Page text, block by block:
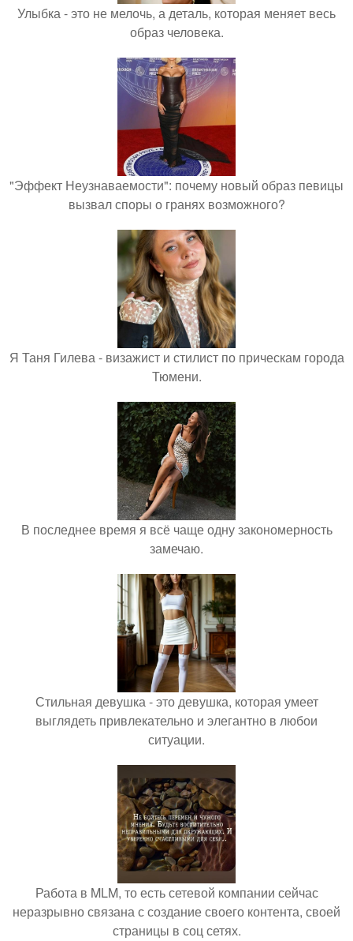
Улыбка - это не мелочь, а деталь, которая меняет весь
образ человека.
"Эффект Неузнаваемости": почему новый образ певицы
вызвал споры о гранях возможного?
Я Таня Гилева - визажист и стилист по прическам города
Тюмени.
В последнее время я всё чаще одну закономерность
замечаю.
Стильная девушка - это девушка, которая умеет
выглядеть привлекательно и элегантно в любои
ситуации.
Работа в MLM, то есть сетевой компании сейчас
неразрывно связана с создание своего контента, своей
страницы в соц сетях.